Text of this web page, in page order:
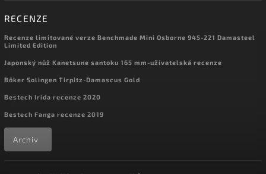
RECENZE
Recenze limitované verze Benchmade Mini Osborne 945-221 Damasteel
Limited Edition
Japonský nůž Kanetsune santoku 165 mm-uživatelská recenze
Böker Solingen Tirpitz-Damascus Gold
Bestech Irida recenze 2020
Bestech Fanga recenze 2019
Archiv